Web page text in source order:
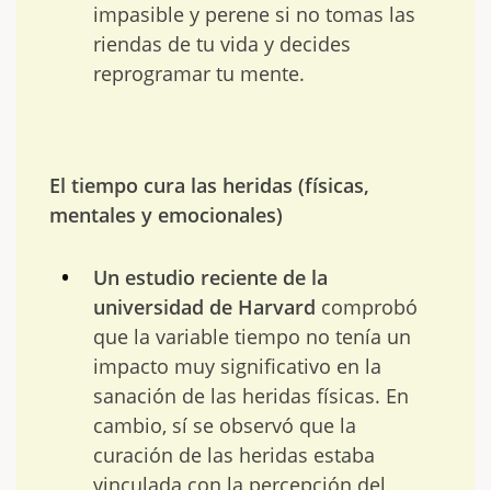
impasible y perene si no tomas las
riendas de tu vida y decides
reprogramar tu mente.
El tiempo cura las heridas (físicas,
mentales y emocionales)
Un estudio reciente de la
universidad de Harvard comprobó
que la variable tiempo no tenía un
impacto muy significativo en la
sanación de las heridas físicas. En
cambio, sí se observó que la
curación de las heridas estaba
vinculada con la percepción del